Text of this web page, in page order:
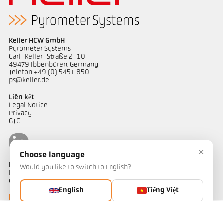
Keller HCW GmbH
Pyrometer Systems
Carl-Keller-Straße 2-10
49479 Ibbenbüren, Germany
Telefon +49 (0) 5451 850
ps@keller.de
Liên kết
Legal Notice
Privacy
GTC
Liên hệ
Bạn có câu hỏi về các giải pháp đo nhiệt độ của chúng tôi? Đội ngũ
của chúng tôi sẵn sàng hỗ trợ bạn.
×
Choose language
Would you like to switch to English?
English Tiếng Việt